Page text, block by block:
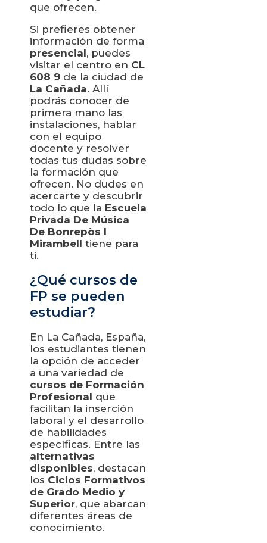
que ofrecen.
Si prefieres obtener
información de forma
presencial, puedes
visitar el centro en CL
608 9 de la ciudad de
La Cañada. Allí
podrás conocer de
primera mano las
instalaciones, hablar
con el equipo
docente y resolver
todas tus dudas sobre
la formación que
ofrecen. No dudes en
acercarte y descubrir
todo lo que la Escuela
Privada De Música
De Bonrepòs I
Mirambell tiene para
ti.
¿Qué cursos de
FP se pueden
estudiar?
En La Cañada, España,
los estudiantes tienen
la opción de acceder
a una variedad de
cursos de Formación
Profesional que
facilitan la inserción
laboral y el desarrollo
de habilidades
específicas. Entre las
alternativas
disponibles, destacan
los Ciclos Formativos
de Grado Medio y
Superior, que abarcan
diferentes áreas de
conocimiento.